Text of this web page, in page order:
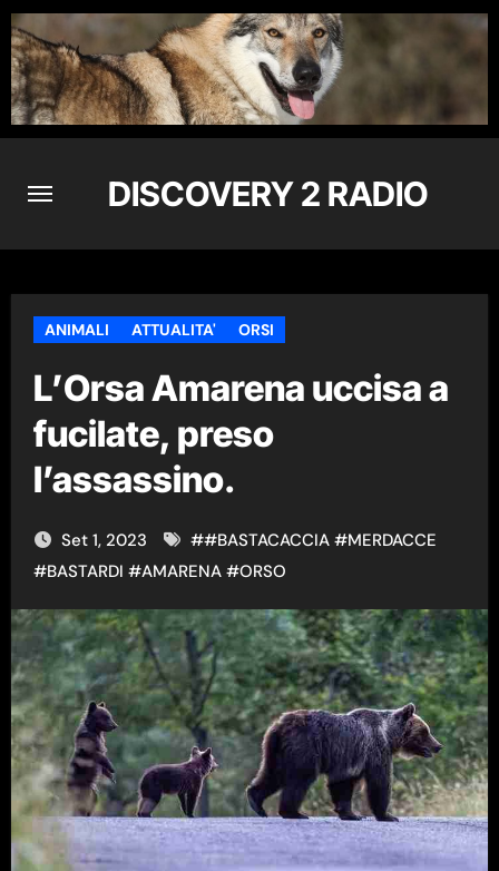
Skip
to
content
DISCOVERY 2 RADIO
ANIMALI ATTUALITA' ORSI
L’Orsa Amarena uccisa a
fucilate, preso
l’assassino.
Set 1, 2023 ##BASTACACCIA #MERDACCE
#BASTARDI #AMARENA#ORSO